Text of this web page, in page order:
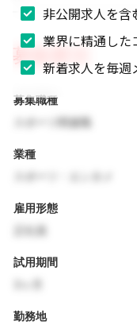
募集要項
募集職種
スポーツ関連職
業種
雇用形態
試用期間
勤務地
非公開求人を含
業界に精通した
新着求人を毎週